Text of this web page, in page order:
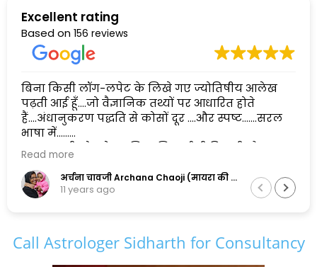
Excellent rating
Based on 156 reviews
बिना किसी लॉग-लपेट के लिखे गए ज्योतिषीय आलेख
पढ़ती आई हूँ....जो वैज्ञानिक तथ्यों पर आधारित होते
हैं....अंधानुकरण पद्धति से कोसों दूर ....और स्पष्ट.......सरल
भाषा में......
एक सुलझी सोच के मालिक सिद्धार्थ जी पिछली और
अगली दोनों पीढ़ियों के सामंजस्य को बनाए रखने में
सफल है,और इसलिए मैं इनकी कायल हूँ.......
Read more
अर्चना चावजी Archana Chaoji (मायरा की नानी)
11 years ago
Call Astrologer Sidharth for Consultancy